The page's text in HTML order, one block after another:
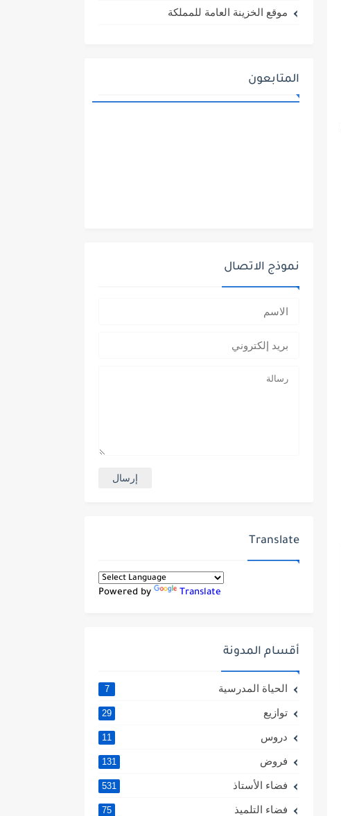
موقع الخزينة العامة للمملكة
المتابعون
نموذج الاتصال
Translate
Powered by Translate
أقسام المدونة
الحياة المدرسية 7
توازيع 29
دروس 11
فروض 131
فضاء الأستاذ 531
فضاء التلميذ 75